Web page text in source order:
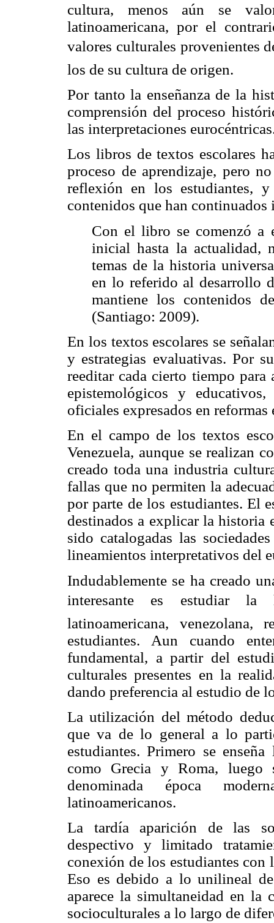
cultura, menos aún se
latinoamericana, por el
valores culturales provenientes
los de su cultura de origen.
Por tanto la enseñanza de la
comprensión del proceso
las interpretaciones
Los libros de textos escolares
proceso de aprendizaje, pero
reflexión en los estudiantes,
contenidos que han
Con el libro se comenzó a
inicial hasta la actualidad,
temas de la historia
en lo referido al desarrollo
mantiene los contenidos
(Santiago: 2009).
En los textos escolares se
y estrategias evaluativas. Por
reeditar cada cierto tiempo
epistemológicos y
oficiales expresados en reformas
En el campo de los textos
Venezuela, aunque se realizan
creado toda una industria
fallas que no permiten la
por parte de los estudiantes. El
destinados a explicar la historia
sido catalogadas las
lineamientos interpretativos del
Indudablemente se ha creado
interesante es estudiar
latinoamericana,
estudiantes. Aun cuando
fundamental, a partir del
culturales presentes en la
dando preferencia al estudio de
La utilización del método
que va de lo general a lo
estudiantes. Primero se
como Grecia y Roma,
denominada época
latinoamericanos.
La tardía aparición de las
despectivo y limitado
conexión de los estudiantes con
Eso es debido a lo unilineal
aparece la simultaneidad en la
socioculturales a lo largo de